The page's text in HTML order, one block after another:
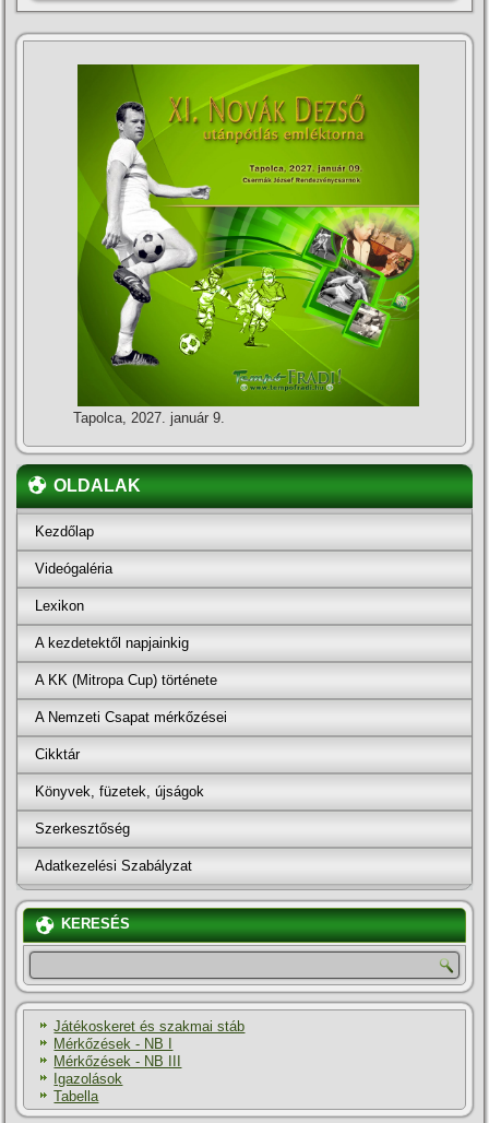
Tapolca, 2027. január 9.
OLDALAK
Kezdőlap
Videógaléria
Lexikon
A kezdetektől napjainkig
A KK (Mitropa Cup) története
A Nemzeti Csapat mérkőzései
Cikktár
Könyvek, füzetek, újságok
Szerkesztőség
Adatkezelési Szabályzat
KERESÉS
Játékoskeret és szakmai stáb
Mérkőzések - NB I
Mérkőzések - NB III
Igazolások
Tabella